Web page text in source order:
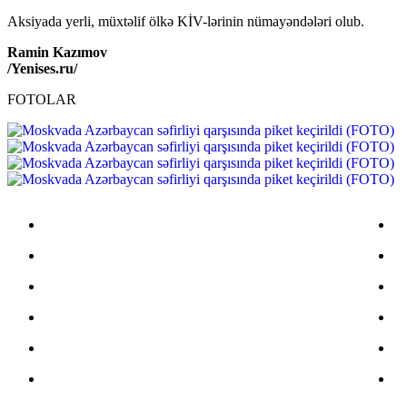
Aksiyada yerli, müxtəlif ölkə KİV-lərinin nümayəndələri olub.
Ramin Kazımov
/Yenises.ru/
FOTOLAR